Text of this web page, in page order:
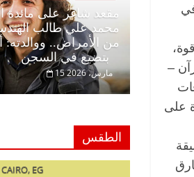
–
على
شاغر على الإفطار وبلكونة بلا زينة
د. عبدالخالق فاروق خبير
في انتظار حلم الحرية ولمة
فبراير، 2026
الطقس
CAIRO, EG